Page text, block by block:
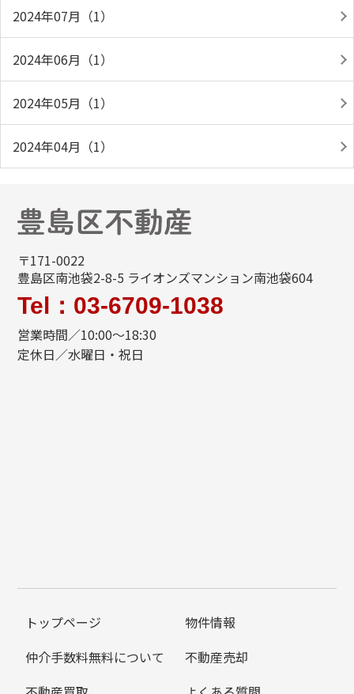
2024年07月（1）
2024年06月（1）
2024年05月（1）
2024年04月（1）
〒171-0022
豊島区南池袋2-8-5 ライオンズマンション南池袋604
Tel：03-6709-1038
営業時間／10:00～18:30
定休日／水曜日・祝日
トップページ
物件情報
仲介手数料無料について
不動産売却